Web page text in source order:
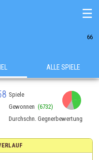
66
☰
ALLE SPIELE
Spiele
Gewonnen (6732)
Durchschn. Gegnerbewertung